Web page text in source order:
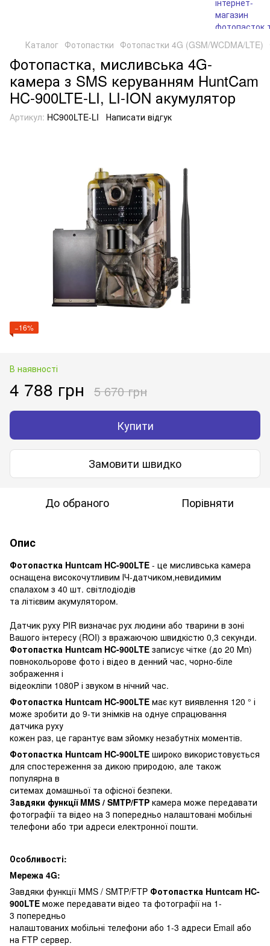
Каталог Фотопастки Фотопастки 4G (GSM/WCDMA/LTE)
Фотопастка, мисливська 4G-
камера з SMS керуванням HuntCam
HC-900LTE-LI, LI-ION акумулятор
Артикул: HC900LTE-LI Написати відгук
−16%
В наявності
4 788 грн 5 670 грн
Купити
Замовити швидко
До обраного Порівняти
Опис
Фотопастка Huntcam HC-900LTE - це мисливська камера
оснащена високочутливим ІЧ-датчиком,невидимим
спалахом з 40 шт. світлодіодів
та літієвим акумулятором.
Датчик руху PIR визначає рух людини або тварини в зоні
Вашого інтересу (ROI) з вражаючою швидкістю 0,3 секунди.
Фотопастка Huntcam HC-900LTE записує чітке (до 20 Мп)
повнокольорове фото і відео в денний час, чорно-біле
зображення і
відеокліпи 1080P і звуком в нічний час.
Фотопастка Huntcam HC-900LTE має кут виявлення 120 ° і
може зробити до 9-ти знімків на однуе спрацювання
датчика руху
кожен раз, це гарантує вам зйомку незабутніх моментів.
Фотопастка Huntcam HC-900LTE широко використовується
для спостереження за дикою природою, але також
популярна в
ситемах домашньої та офісної безпеки.
Завдяки функції MMS / SMTP/FTP камера може передавати
фотографії та відео на 3 попередньо налаштовані мобільні
телефони або три адреси електронної пошти.
Особливості:
Мережа 4G:
Завдяки функції MMS / SMTP/FTP Фотопастка Huntcam HC-
900LTE може передавати відео та фотографії на 1-
3 попередньо
налаштованих мобільні телефони або 1-3 адреси Email або
на FTP сервер.